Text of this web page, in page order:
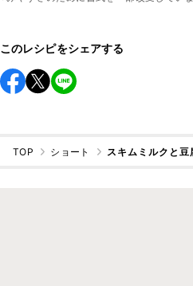
このレシピをシェアする
TOP ショート スキムミルクと